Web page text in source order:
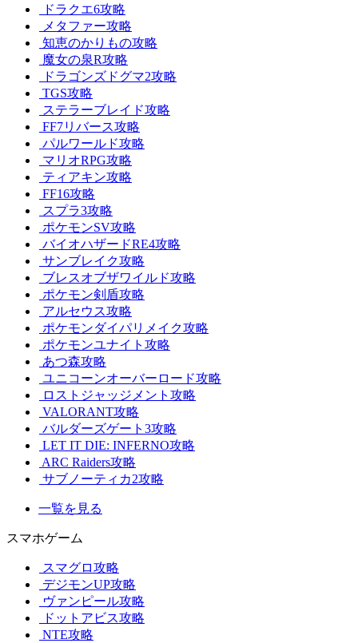
ドラクエ6攻略
メタファー攻略
知恵のかりもの攻略
魔女の泉R攻略
ドラゴンズドグマ2攻略
TGS攻略
ステラーブレイド攻略
FF7リバース攻略
パルワールド攻略
マリオRPG攻略
ティアキン攻略
FF16攻略
スプラ3攻略
ポケモンSV攻略
バイオハザードRE4攻略
サンブレイク攻略
ブレスオブザワイルド攻略
ポケモン剣盾攻略
アルセウス攻略
ポケモンダイパリメイク攻略
ポケモンユナイト攻略
あつ森攻略
ユニコーンオーバーロード攻略
ロストジャッジメント攻略
VALORANT攻略
バルダーズゲート3攻略
LET IT DIE: INFERNO攻略
ARC Raiders攻略
サブノーティカ2攻略
一覧を見る
スマホゲーム
スマグロ攻略
デジモンUP攻略
ヴァンピール攻略
ドットアビス攻略
NTE攻略